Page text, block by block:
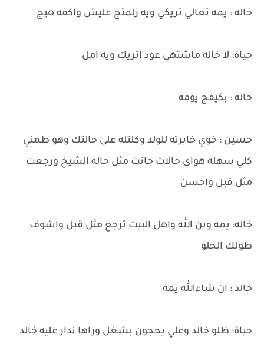
خاله : يمه تعالي تريكي ويه زلمتج عليش واكفه هيج
حياة: لا خاله ماشتهي عود اتريك ويه امل
خاله : بكيفج يومه
حسين : خوي خابرته للولد وكلتله على حالتك وهو طمني
كلي سهله هواي حالات جانت مثل حاله الشيخ ورجعت
مثل قبل واحسن
خاله: يمه وين الله واهل البيت ترجع مثل قبل واشوف
طولك الحلو
خالد : ان شاءالله يمه
حياة: ظلو خالد وعلي يحجون بشغل وراها ندار عليه خالد